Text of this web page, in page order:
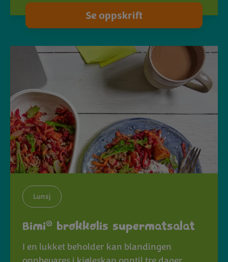
Se oppskrift
Lunsj
Bimi® brokkolis supermatsalat
I en lukket beholder kan blandingen